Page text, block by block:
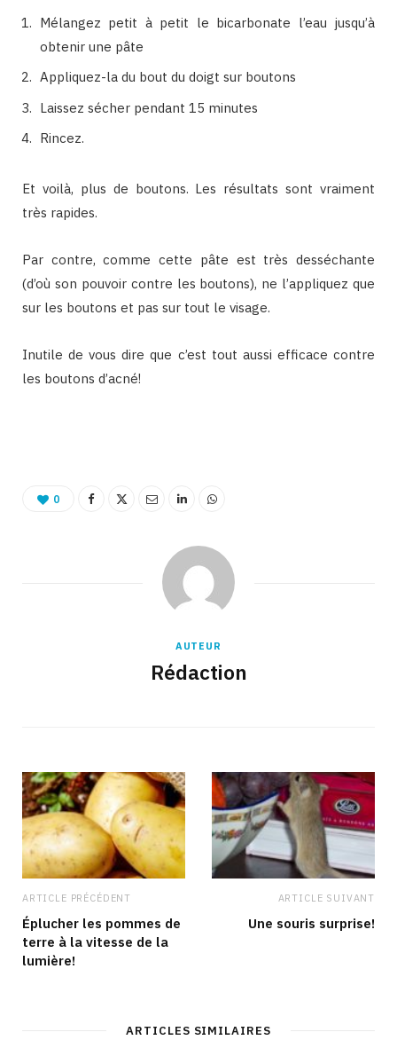
Mélangez petit à petit le bicarbonate l’eau jusqu’à
obtenir une pâte
Appliquez-la du bout du doigt sur boutons
Laissez sécher pendant 15 minutes
Rincez.
Et voilà, plus de boutons. Les résultats sont vraiment
très rapides.
Par contre, comme cette pâte est très desséchante
(d’où son pouvoir contre les boutons), ne l’appliquez que
sur les boutons et pas sur tout le visage.
Inutile de vous dire que c’est tout aussi efficace contre
les boutons d’acné!
0
AUTEUR
Rédaction
ARTICLE PRÉCÉDENT
Éplucher les pommes de
terre à la vitesse de la
lumière!
ARTICLE SUIVANT
Une souris surprise!
ARTICLES SIMILAIRES